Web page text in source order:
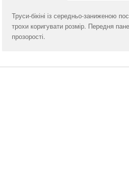
Труси-бікіні із середньо-заниженою
трохи коригувати розмір. Передня
прозорості.